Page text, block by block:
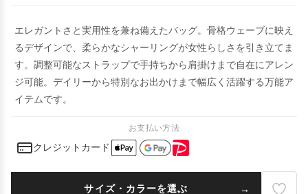
エレガントさと実用性を兼ね備えたバッグ。骨格ウェーブに映え
るデザインで、柔らかなシャーリングが女性らしさを引き立てま
す。調整可能なストラップで手持ちから肩掛けまで自在にアレン
ジ可能。デイリーから特別なお出かけまで幅広く活躍する万能ア
イテムです。
お支払い方法
クレジットカード
サイズ・カラーを選ぶ